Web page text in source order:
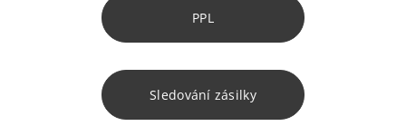
PPL
Sledování zásilky